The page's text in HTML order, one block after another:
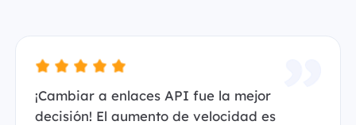
¡Cambiar a enlaces API fue la mejor
decisión! El aumento de velocidad es